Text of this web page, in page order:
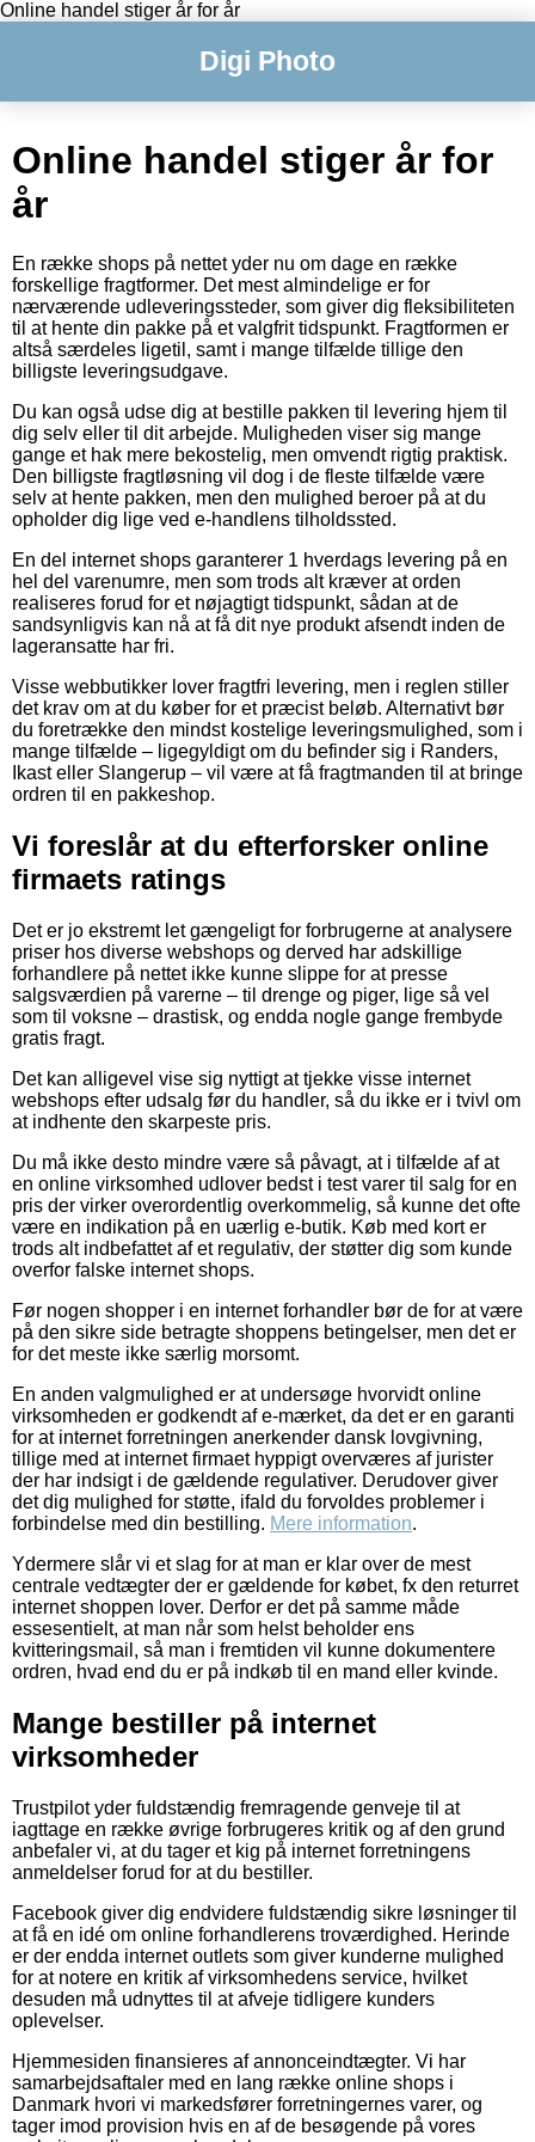
Online handel stiger år for år
Digi Photo
Online handel stiger år for
år
En række shops på nettet yder nu om dage en række
forskellige fragtformer. Det mest almindelige er for
nærværende udleveringssteder, som giver dig fleksibiliteten
til at hente din pakke på et valgfrit tidspunkt. Fragtformen er
altså særdeles ligetil, samt i mange tilfælde tillige den
billigste leveringsudgave.
Du kan også udse dig at bestille pakken til levering hjem til
dig selv eller til dit arbejde. Muligheden viser sig mange
gange et hak mere bekostelig, men omvendt rigtig praktisk.
Den billigste fragtløsning vil dog i de fleste tilfælde være
selv at hente pakken, men den mulighed beroer på at du
opholder dig lige ved e-handlens tilholdssted.
En del internet shops garanterer 1 hverdags levering på en
hel del varenumre, men som trods alt kræver at orden
realiseres forud for et nøjagtigt tidspunkt, sådan at de
sandsynligvis kan nå at få dit nye produkt afsendt inden de
lageransatte har fri.
Visse webbutikker lover fragtfri levering, men i reglen stiller
det krav om at du køber for et præcist beløb. Alternativt bør
du foretrække den mindst kostelige leveringsmulighed, som i
mange tilfælde – ligegyldigt om du befinder sig i Randers,
Ikast eller Slangerup – vil være at få fragtmanden til at bringe
ordren til en pakkeshop.
Vi foreslår at du efterforsker online
firmaets ratings
Det er jo ekstremt let gængeligt for forbrugerne at analysere
priser hos diverse webshops og derved har adskillige
forhandlere på nettet ikke kunne slippe for at presse
salgsværdien på varerne – til drenge og piger, lige så vel
som til voksne – drastisk, og endda nogle gange frembyde
gratis fragt.
Det kan alligevel vise sig nyttigt at tjekke visse internet
webshops efter udsalg før du handler, så du ikke er i tvivl om
at indhente den skarpeste pris.
Du må ikke desto mindre være så påvagt, at i tilfælde af at
en online virksomhed udlover bedst i test varer til salg for en
pris der virker overordentlig overkommelig, så kunne det ofte
være en indikation på en uærlig e-butik. Køb med kort er
trods alt indbefattet af et regulativ, der støtter dig som kunde
overfor falske internet shops.
Før nogen shopper i en internet forhandler bør de for at være
på den sikre side betragte shoppens betingelser, men det er
for det meste ikke særlig morsomt.
En anden valgmulighed er at undersøge hvorvidt online
virksomheden er godkendt af e-mærket, da det er en garanti
for at internet forretningen anerkender dansk lovgivning,
tillige med at internet firmaet hyppigt overværes af jurister
der har indsigt i de gældende regulativer. Derudover giver
det dig mulighed for støtte, ifald du forvoldes problemer i
forbindelse med din bestilling. Mere information.
Ydermere slår vi et slag for at man er klar over de mest
centrale vedtægter der er gældende for købet, fx den returret
internet shoppen lover. Derfor er det på samme måde
essesentielt, at man når som helst beholder ens
kvitteringsmail, så man i fremtiden vil kunne dokumentere
ordren, hvad end du er på indkøb til en mand eller kvinde.
Mange bestiller på internet
virksomheder
Trustpilot yder fuldstændig fremragende genveje til at
iagttage en række øvrige forbrugeres kritik og af den grund
anbefaler vi, at du tager et kig på internet forretningens
anmeldelser forud for at du bestiller.
Facebook giver dig endvidere fuldstændig sikre løsninger til
at få en idé om online forhandlerens troværdighed. Herinde
er der endda internet outlets som giver kunderne mulighed
for at notere en kritik af virksomhedens service, hvilket
desuden må udnyttes til at afveje tidligere kunders
oplevelser.
Hjemmesiden finansieres af annonceindtægter. Vi har
samarbejdsaftaler med en lang række online shops i
Danmark hvori vi markedsfører forretningernes varer, og
tager imod provision hvis en af de besøgende på vores